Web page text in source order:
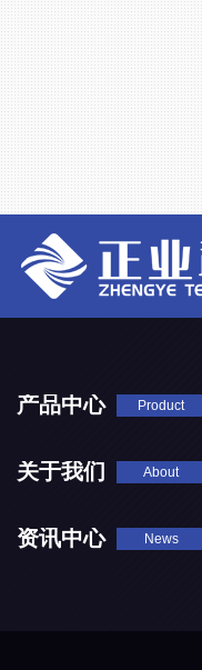
产品中心 Product
关于我们 About
资讯中心 News